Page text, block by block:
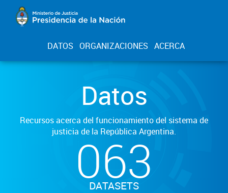
DATOS ORGANIZACIONES ACERCA
Datos
Recursos acerca del funcionamiento del sistema de
justicia de la República Argentina.
063
DATASETS